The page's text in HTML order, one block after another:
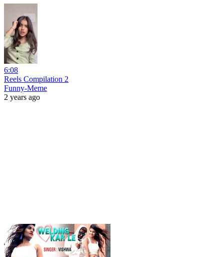
6:08
Reels Compilation 2
Funny-Meme
2 years ago